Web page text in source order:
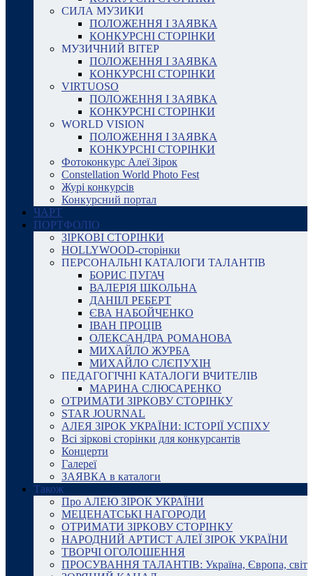
СИЛА МУЗИКИ
ПОЛОЖЕННЯ І ЗАЯВКА
КОНКУРСНІ СТОРІНКИ
МУЗИЧНИЙ ВІТЕР
ПОЛОЖЕННЯ І ЗАЯВКА
КОНКУРСНІ СТОРІНКИ
VIRTUOSO
ПОЛОЖЕННЯ І ЗАЯВКА
КОНКУРСНІ СТОРІНКИ
WORLD VISION
ПОЛОЖЕННЯ І ЗАЯВКА
КОНКУРСНІ СТОРІНКИ
Фотоконкурс Алеї Зірок
Constellation World Photo Fest
Журі конкурсів
Конкурсний портал
ЧАРТ
ПОРТФОЛІО
ЗІРКОВІ СТОРІНКИ
HOLLYWOOD-сторінки
ПЕРСОНАЛЬНІ КАТАЛОГИ ТАЛАНТІВ
БОРИС ПУГАЧ
ВАЛЕРІЯ ШКОЛЬНА
ДАНІІЛ РЕБЕРТ
ЄВА НАБОЙЧЕНКО
ІВАН ПРОЦІВ
ОЛЕКСАНДРА РОМАНОВА
МИХАЙЛО ЖУРБА
МИХАЙЛО СЛЄПУХІН
ПЕДАГОГІЧНІ КАТАЛОГИ ВЧИТЕЛІВ
МАРИНА СЛЮСАРЕНКО
ОТРИМАТИ ЗІРКОВУ СТОРІНКУ
STAR JOURNAL
АЛЕЯ ЗІРОК УКРАЇНИ: ІСТОРІЇ УСПІХУ
Всі зіркові сторінки для конкурсантів
Концерти
Галереї
ЗАЯВКА в каталоги
Також
Про АЛЕЮ ЗІРОК УКРАЇНИ
МЕЦЕНАТСЬКІ НАГОРОДИ
ОТРИМАТИ ЗІРКОВУ СТОРІНКУ
НАРОДНИЙ АРТИСТ АЛЕЇ ЗІРОК УКРАЇНИ
ТВОРЧІ ОГОЛОШЕННЯ
ПРОСУВАННЯ ТАЛАНТІВ: Україна, Європа, світ